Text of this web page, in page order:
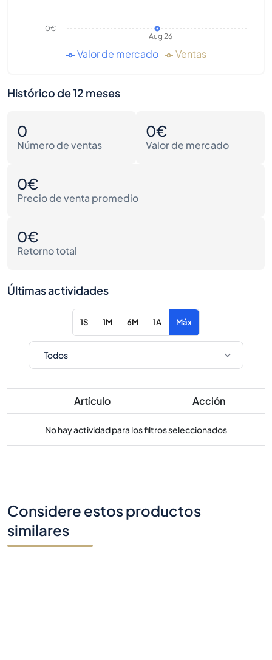
Aug 26
0€
Valor de mercado Ventas
Histórico de 12 meses
0
Número de ventas
0€
Valor de mercado
0€
Precio de venta promedio
0€
Retorno total
Últimas actividades
1S 1M 6M 1A Máx
Artículo Acción
No hay actividad para los filtros seleccionados
Considere estos productos
similares